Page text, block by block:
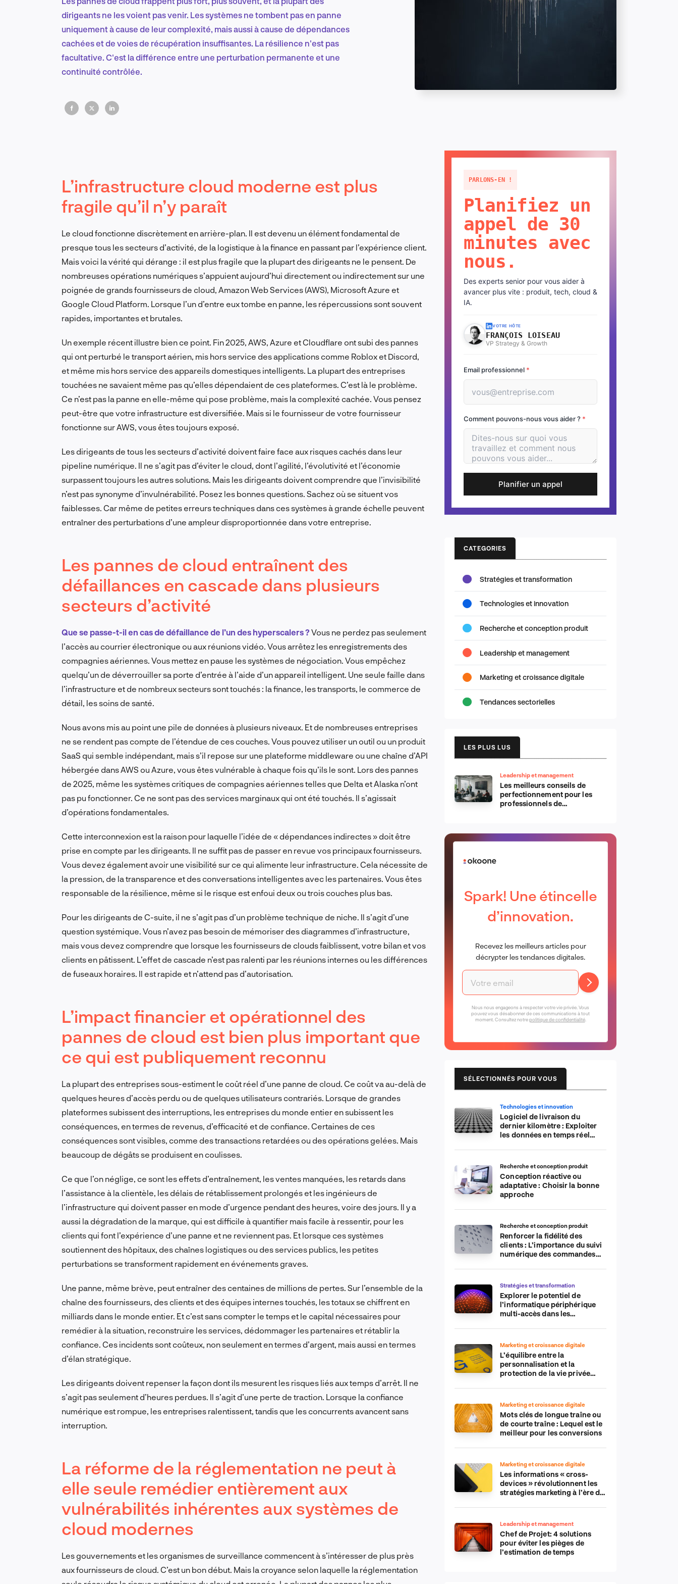
Marketing et croissance digitale
Recherche et conception produit
EN
dirigeants ne les voient pas venir. Les systèmes ne tombent pas en panne
uniquement à cause de leur complexité, mais aussi à cause de dépendances
cachées et de voies de récupération insuffisantes. La résilience n'est pas
facultative. C'est la différence entre une perturbation permanente et une
continuité contrôlée.
L’infrastructure cloud moderne est plus
fragile qu’il n’y paraît
Le cloud fonctionne discrètement en arrière-plan. Il est devenu un élément fondamental de
presque tous les secteurs d’activité, de la logistique à la finance en passant par l’expérience client.
Mais voici la vérité qui dérange : il est plus fragile que la plupart des dirigeants ne le pensent. De
nombreuses opérations numériques s’appuient aujourd’hui directement ou indirectement sur une
poignée de grands fournisseurs de cloud, Amazon Web Services (AWS), Microsoft Azure et
Google Cloud Platform. Lorsque l’un d’entre eux tombe en panne, les répercussions sont souvent
rapides, importantes et brutales.
Un exemple récent illustre bien ce point. Fin 2025, AWS, Azure et Cloudflare ont subi des pannes
qui ont perturbé le transport aérien, mis hors service des applications comme Roblox et Discord,
et même mis hors service des appareils domestiques intelligents. La plupart des entreprises
touchées ne savaient même pas qu’elles dépendaient de ces plateformes. C’est là le problème.
Ce n’est pas la panne en elle-même qui pose problème, mais la complexité cachée. Vous pensez
peut-être que votre infrastructure est diversifiée. Mais si le fournisseur de votre fournisseur
fonctionne sur AWS, vous êtes toujours exposé.
Les dirigeants de tous les secteurs d’activité doivent faire face aux risques cachés dans leur
pipeline numérique. Il ne s’agit pas d’éviter le cloud, dont l’agilité, l’évolutivité et l’économie
surpassent toujours les autres solutions. Mais les dirigeants doivent comprendre que l’invisibilité
n’est pas synonyme d’invulnérabilité. Posez les bonnes questions. Sachez où se situent vos
faiblesses. Car même de petites erreurs techniques dans ces systèmes à grande échelle peuvent
entraîner des perturbations d’une ampleur disproportionnée dans votre entreprise.
Les pannes de cloud entraînent des
défaillances en cascade dans plusieurs
secteurs d’activité
Que se passe-t-il en cas de défaillance de l’un des hyperscalers ? Vous ne perdez pas seulement
l’accès au courrier électronique ou aux réunions vidéo. Vous arrêtez les enregistrements des
compagnies aériennes. Vous mettez en pause les systèmes de négociation. Vous empêchez
quelqu’un de déverrouiller sa porte d’entrée à l’aide d’un appareil intelligent. Une seule faille dans
l’infrastructure et de nombreux secteurs sont touchés : la finance, les transports, le commerce de
détail, les soins de santé.
Nous avons mis au point une pile de données à plusieurs niveaux. Et de nombreuses entreprises
ne se rendent pas compte de l’étendue de ces couches. Vous pouvez utiliser un outil ou un produit
SaaS qui semble indépendant, mais s’il repose sur une plateforme middleware ou une chaîne d’API
hébergée dans AWS ou Azure, vous êtes vulnérable à chaque fois qu’ils le sont. Lors des pannes
de 2025, même les systèmes critiques de compagnies aériennes telles que Delta et Alaska n’ont
pas pu fonctionner. Ce ne sont pas des services marginaux qui ont été touchés. Il s’agissait
d’opérations fondamentales.
Cette interconnexion est la raison pour laquelle l’idée de « dépendances indirectes » doit être
prise en compte par les dirigeants. Il ne suffit pas de passer en revue vos principaux fournisseurs.
Vous devez également avoir une visibilité sur ce qui alimente leur infrastructure. Cela nécessite de
la pression, de la transparence et des conversations intelligentes avec les partenaires. Vous êtes
responsable de la résilience, même si le risque est enfoui deux ou trois couches plus bas.
Pour les dirigeants de C-suite, il ne s’agit pas d’un problème technique de niche. Il s’agit d’une
question systémique. Vous n’avez pas besoin de mémoriser des diagrammes d’infrastructure,
mais vous devez comprendre que lorsque les fournisseurs de clouds faiblissent, votre bilan et vos
clients en pâtissent. L’effet de cascade n’est pas ralenti par les réunions internes ou les différences
de fuseaux horaires. Il est rapide et n’attend pas d’autorisation.
L’impact financier et opérationnel des
pannes de cloud est bien plus important que
ce qui est publiquement reconnu
La plupart des entreprises sous-estiment le coût réel d’une panne de cloud. Ce coût va au-delà de
quelques heures d’accès perdu ou de quelques utilisateurs contrariés. Lorsque de grandes
plateformes subissent des interruptions, les entreprises du monde entier en subissent les
conséquences, en termes de revenus, d’efficacité et de confiance. Certaines de ces
conséquences sont visibles, comme des transactions retardées ou des opérations gelées. Mais
beaucoup de dégâts se produisent en coulisses.
Ce que l’on néglige, ce sont les effets d’entraînement, les ventes manquées, les retards dans
l’assistance à la clientèle, les délais de rétablissement prolongés et les ingénieurs de
l’infrastructure qui doivent passer en mode d’urgence pendant des heures, voire des jours. Il y a
aussi la dégradation de la marque, qui est difficile à quantifier mais facile à ressentir, pour les
clients qui font l’expérience d’une panne et ne reviennent pas. Et lorsque ces systèmes
soutiennent des hôpitaux, des chaînes logistiques ou des services publics, les petites
perturbations se transforment rapidement en événements graves.
Une panne, même brève, peut entraîner des centaines de millions de pertes. Sur l’ensemble de la
chaîne des fournisseurs, des clients et des équipes internes touchés, les totaux se chiffrent en
milliards dans le monde entier. Et c’est sans compter le temps et le capital nécessaires pour
remédier à la situation, reconstruire les services, dédommager les partenaires et rétablir la
confiance. Ces incidents sont coûteux, non seulement en termes d’argent, mais aussi en termes
d’élan stratégique.
Les dirigeants doivent repenser la façon dont ils mesurent les risques liés aux temps d’arrêt. Il ne
s’agit pas seulement d’heures perdues. Il s’agit d’une perte de traction. Lorsque la confiance
numérique est rompue, les entreprises ralentissent, tandis que les concurrents avancent sans
interruption.
La réforme de la réglementation ne peut à
elle seule remédier entièrement aux
vulnérabilités inhérentes aux systèmes de
cloud modernes
Les gouvernements et les organismes de surveillance commencent à s’intéresser de plus près
aux fournisseurs de cloud. C’est un bon début. Mais la croyance selon laquelle la réglementation
PARLONS-EN !
Planifiez un
appel de 30
minutes avec
nous.
Des experts senior pour vous aider à
avancer plus vite : produit, tech, cloud &
IA.
VOTRE HÔTE
FRANÇOIS LOISEAU
VP Strategy & Growth
Email professionnel *
Comment pouvons-nous vous aider ? *
Planifier un appel
CATEGORIES
Stratégies et transformation
Technologies et innovation
Recherche et conception produit
Leadership et management
Marketing et croissance digitale
Tendances sectorielles
LES PLUS LUS
Leadership et management
Les meilleurs conseils de
perfectionnement pour les
professionnels de
Spark! Une étincelle
d’innovation.
Recevez les meilleurs articles pour
décrypter les tendances digitales.
Nous nous engageons à respecter votre vie privée. Vous
pouvez vous désabonner de ces communications à tout
moment. Consultez notrepolitique de confidentialité.
SÉLECTIONNÉS POUR VOUS
Technologies et innovation
Logiciel de livraison du
dernier kilomètre : Exploiter
les données en temps réel
Recherche et conception produit
Conception réactive ou
adaptative : Choisir la bonne
approche
Recherche et conception produit
Renforcer la fidélité des
clients : L’importance du suivi
numérique des commandes
commerce électronique
Stratégies et transformation
Explorer le potentiel de
l’informatique périphérique
multi-accès dans les
Marketing et croissance digitale
L’équilibre entre la
personnalisation et la
protection de la vie privée
Marketing et croissance digitale
Mots clés de longue traîne ou
de courte traîne : Lequel est le
meilleur pour les conversions
Marketing et croissance digitale
Les informations « cross-
devices » révolutionnent les
stratégies marketing à l’ère du
Leadership et management
Chef de Projet: 4 solutions
pour éviter les pièges de
l’estimation de temps